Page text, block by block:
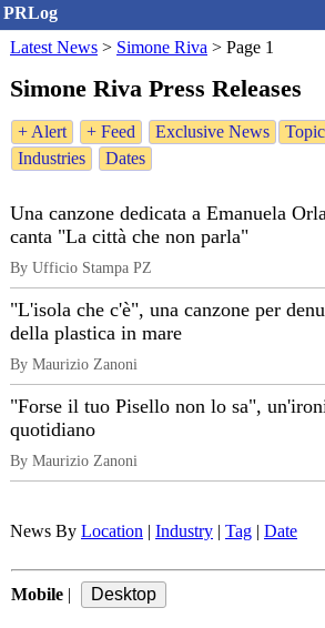
PRLog
Latest News > Simone Riva > Page 1
Simone Riva Press Releases
+ Alert + Feed Exclusive News
Industries
Dates
Una canzone dedicata a Emanuela
canta "La città che non parla"
By Ufficio Stampa PZ
"L'isola che c'è", una canzone per
della plastica in mare
By Maurizio Zanoni
"Forse il tuo Pisello non lo sa",
quotidiano
By Maurizio Zanoni
News By Location Industry Tag Date
Mobile